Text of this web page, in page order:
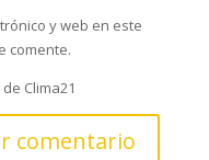
y web en este
comente.
Clima21